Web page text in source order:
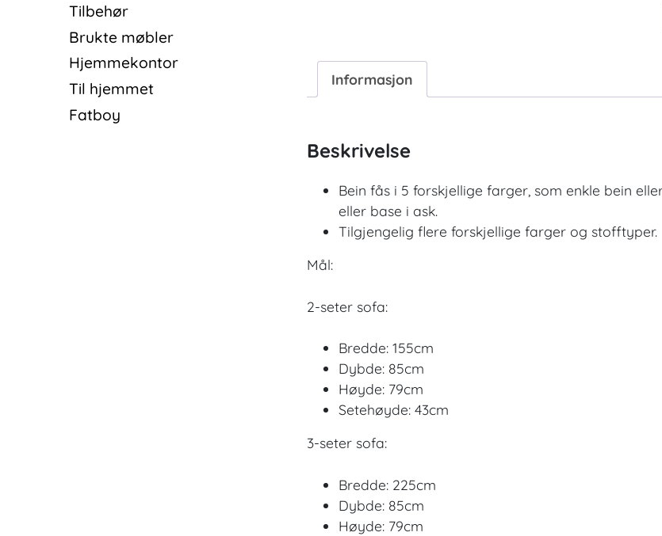
Tilbehør
Brukte møbler
Hjemmekontor
Til hjemmet
Fatboy
Informasjon
Beskrivelse
Bein fås i 5 forskjellige farger, som enkle bein
eller base i ask.
Tilgjengelig flere forskjellige farger og stofftyper.
Mål:
2-seter sofa:
Bredde: 155cm
Dybde: 85cm
Høyde: 79cm
Setehøyde: 43cm
3-seter sofa:
Bredde: 225cm
Dybde: 85cm
Høyde: 79cm